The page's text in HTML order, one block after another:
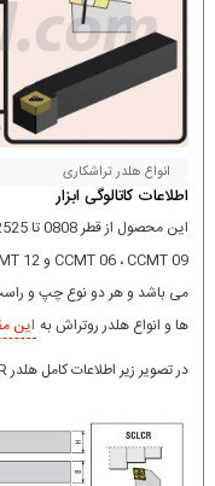
انواع هلدر تراشکاری
اطلاعات کاتالوگی ابزار
می باشد و هر دو نوع چپ و راست
ها و انواع هلدر روتراش به این
در تصویر زیر اطلاعات کامل هلدر SCLCR را مشاهده میکنید.